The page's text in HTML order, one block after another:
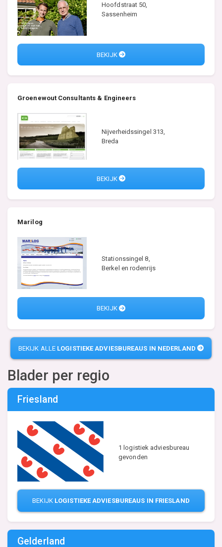
Hoofdstraat 50,
Sassenheim
BEKIJK
Groenewout Consultants & Engineers
Nijverheidssingel 313,
Breda
BEKIJK
Marilog
Stationssingel 8,
Berkel en rodenrijs
BEKIJK
BEKIJK ALLE LOGISTIEKE ADVIESBUREAUS IN NEDERLAND
Blader per regio
Friesland
1 logistiek adviesbureau
gevonden
BEKIJK LOGISTIEKE ADVIESBUREAUS IN FRIESLAND
Gelderland